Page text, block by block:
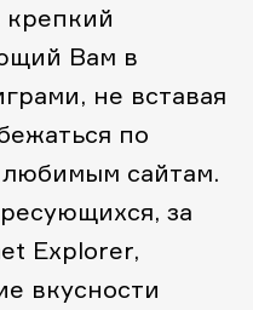
крепкий
Вам в
не вставая
по
сайтам.
за
Explorer,
вкусности